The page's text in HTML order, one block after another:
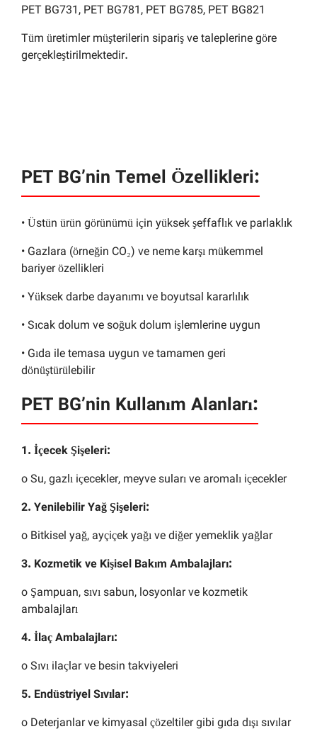
PET BG731, PET BG781, PET BG785, PET BG821
Tüm üretimler müşterilerin sipariş ve taleplerine göre
gerçekleştirilmektedir.
PET BG’nin Temel Özellikleri:
• Üstün ürün görünümü için yüksek şeffaflık ve parlaklık
• Gazlara (örneğin CO₂) ve neme karşı mükemmel
bariyer özellikleri
• Yüksek darbe dayanımı ve boyutsal kararlılık
• Sıcak dolum ve soğuk dolum işlemlerine uygun
• Gıda ile temasa uygun ve tamamen geri
dönüştürülebilir
PET BG’nin Kullanım Alanları:
1. İçecek Şişeleri:
o Su, gazlı içecekler, meyve suları ve aromalı içecekler
2. Yenilebilir Yağ Şişeleri:
o Bitkisel yağ, ayçiçek yağı ve diğer yemeklik yağlar
3. Kozmetik ve Kişisel Bakım Ambalajları:
o Şampuan, sıvı sabun, losyonlar ve kozmetik
ambalajları
4. İlaç Ambalajları:
o Sıvı ilaçlar ve besin takviyeleri
5. Endüstriyel Sıvılar:
o Deterjanlar ve kimyasal çözeltiler gibi gıda dışı sıvılar